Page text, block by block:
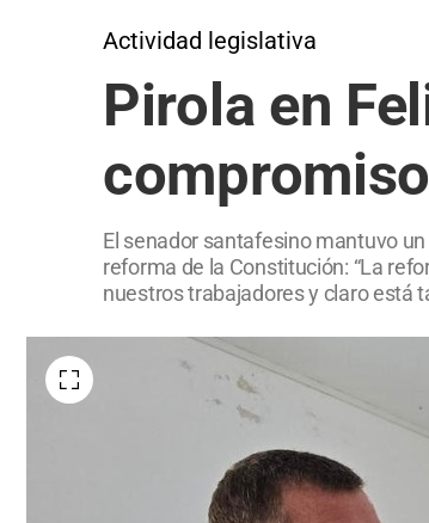
Actividad legislativa
Pirola en
El senador santafesino mantuvo
reforma de la Constitución: “La
nuestros trabajadores y claro está